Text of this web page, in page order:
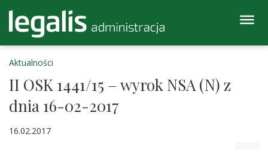
Aktualności
II OSK 1441/15 – wyrok NSA (N) z
dnia 16-02-2017
16.02.2017